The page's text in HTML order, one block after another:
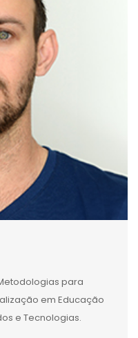
para
em Educação
e Tecnologias.